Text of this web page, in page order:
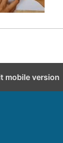
mobile version